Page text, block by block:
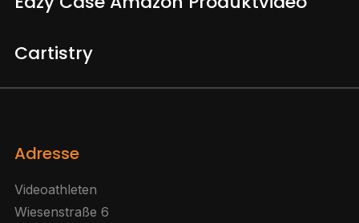
Cartistry
Adresse
Videoathleten
Wiesenstraße 6